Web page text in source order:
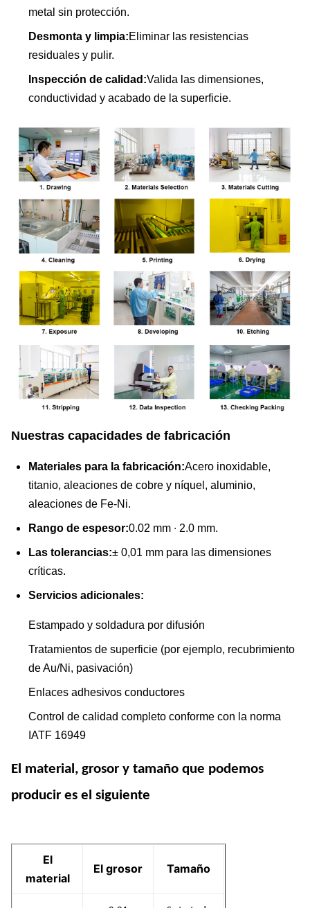
metal sin protección.
Desmonta y limpia:Eliminar las resistencias
residuales y pulir.
Inspección de calidad:Valida las dimensiones,
conductividad y acabado de la superficie.
Nuestras capacidades de fabricación
Materiales para la fabricación:Acero inoxidable,
titanio, aleaciones de cobre y níquel, aluminio,
aleaciones de Fe-Ni.
Rango de espesor:0.02 mm ∙ 2.0 mm.
Las tolerancias:± 0,01 mm para las dimensiones
críticas.
Servicios adicionales:
Estampado y soldadura por difusión
Tratamientos de superficie (por ejemplo, recubrimiento
de Au/Ni, pasivación)
Enlaces adhesivos conductores
Control de calidad completo conforme con la norma
IATF 16949
El material, grosor y tamaño que podemos
producir es el siguiente
El
material
El grosor Tamaño